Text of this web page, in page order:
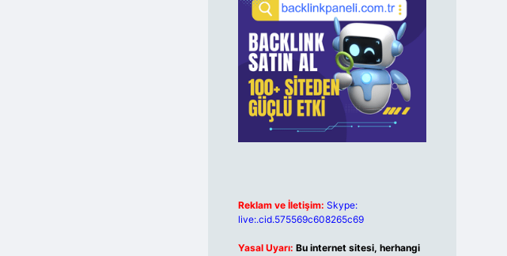
Reklam ve İletişim: Skype:
live:.cid.575569c608265c69
Yasal Uyarı: Bu internet sitesi, herhangi